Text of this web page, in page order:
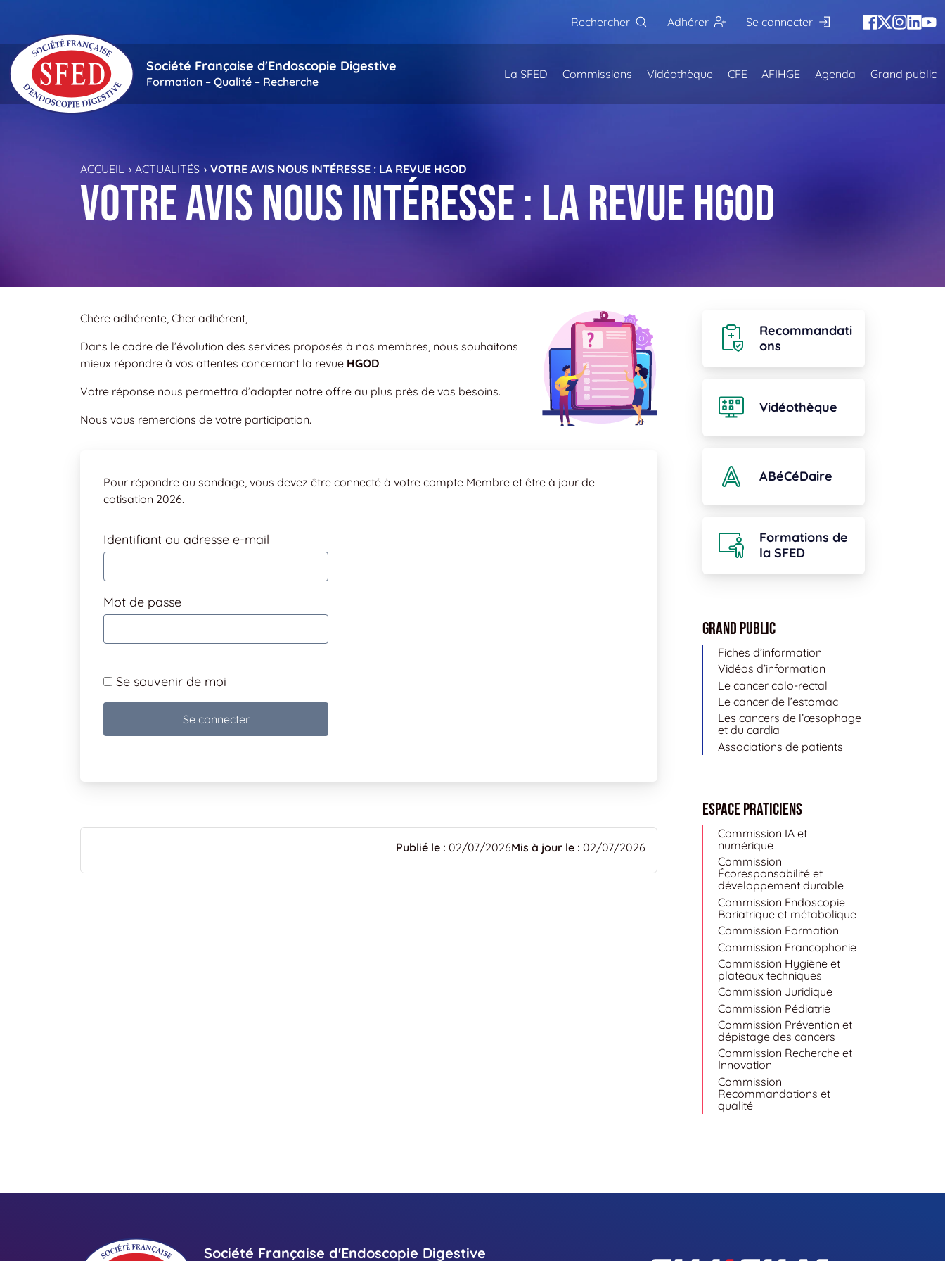
Rechercher
Adhérer Se connecter
Société Française d'Endoscopie Digestive
Formation – Qualité – Recherche
La SFED Commissions Vidéothèque CFE AFIHGE Agenda Grand public
ACCUEIL ACTUALITÉS VOTRE AVIS NOUS INTÉRESSE : LA REVUE HGOD
Votre avis nous intéresse : la revue HGOD
Chère adhérente, Cher adhérent,
Dans le cadre de l’évolution des services proposés à nos membres, nous souhaitons
mieux répondre à vos attentes concernant la revue HGOD.
Votre réponse nous permettra d’adapter notre offre au plus près de vos besoins.
Nous vous remercions de votre participation.
Pour répondre au sondage, vous devez être connecté à votre compte Membre et être à jour de
cotisation 2026.
Identifiant ou adresse e-mail
Mot de passe
Se souvenir de moi
Publié le : 02/07/2026Mis à jour le : 02/07/2026
Recommandati
ons
Vidéothèque
ABéCéDaire
Formations de
la SFED
Grand public
Fiches d’information
Vidéos d’information
Le cancer colo-rectal
Le cancer de l’estomac
Les cancers de l’œsophage
et du cardia
Associations de patients
Espace Praticiens
Commission IA et
numérique
Commission
Écoresponsabilité et
développement durable
Commission Endoscopie
Bariatrique et métabolique
Commission Formation
Commission Francophonie
Commission Hygiène et
plateaux techniques
Commission Juridique
Commission Pédiatrie
Commission Prévention et
dépistage des cancers
Commission Recherche et
Innovation
Commission
Recommandations et
qualité
Société Française d'Endoscopie Digestive